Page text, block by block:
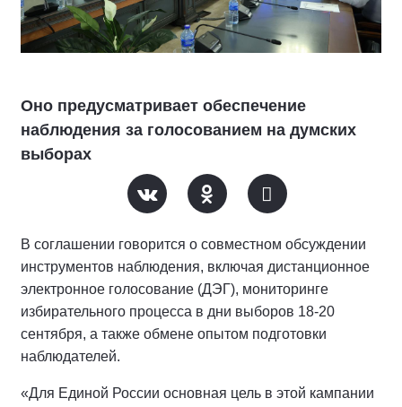
Оно предусматривает обеспечение
наблюдения за голосованием на думских
выборах
В соглашении говорится о совместном обсуждении
инструментов наблюдения, включая дистанционное
электронное голосование (ДЭГ), мониторинге
избирательного процесса в дни выборов 18-20
сентября, а также обмене опытом подготовки
наблюдателей.
«Для Единой России основная цель в этой кампании